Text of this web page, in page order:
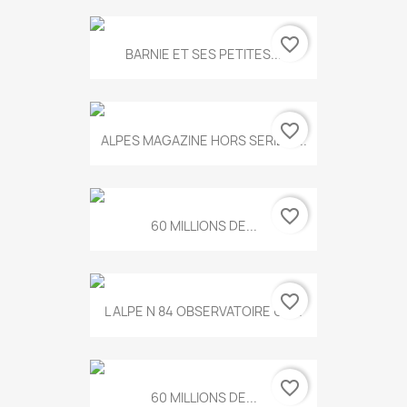
BARNIE ET SES PETITES...favorite_border
ALPES MAGAZINE HORS SERIE N...
favorite_border
60 MILLIONS DE... favorite_border
L ALPE N 84 OBSERVATOIRE UN...
favorite_border
60 MILLIONS DE... favorite_border